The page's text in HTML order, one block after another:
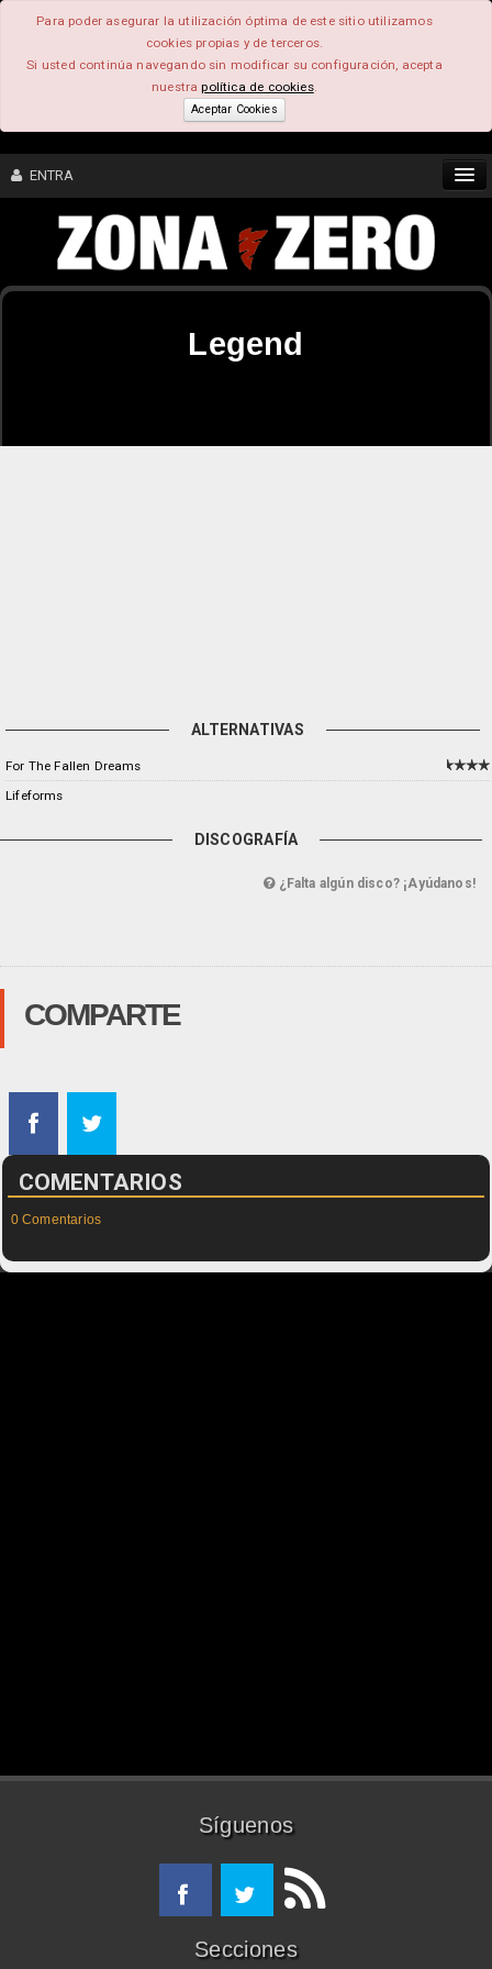
Para poder asegurar la utilización óptima de este sitio utilizamos
cookies propias y de terceros.
Si usted continúa navegando sin modificar su configuración, acepta
nuestrapolítica de cookies.
Aceptar Cookies
ENTRA
CONTENIDO
Legend
ALTERNATIVAS
For The Fallen Dreams
Lifeforms
DISCOGRAFÍA
¿Falta algún disco? ¡Ayúdanos!
COMPARTE
COMENTARIOS
0 Comentarios
Síguenos
Secciones